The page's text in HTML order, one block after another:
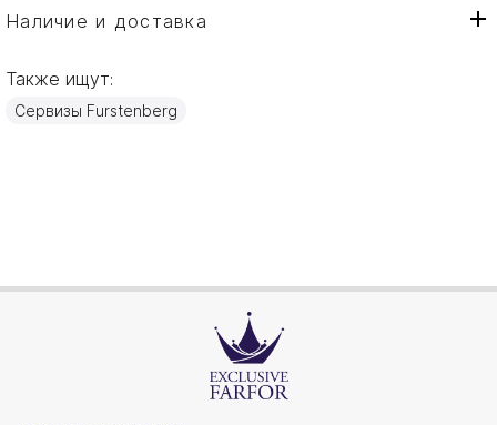
Бренд
Страна производителя
Материал
Наличие и доставка
Также ищут:
Сервизы Furstenberg